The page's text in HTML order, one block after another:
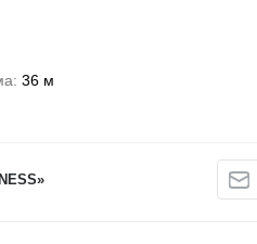
36 м